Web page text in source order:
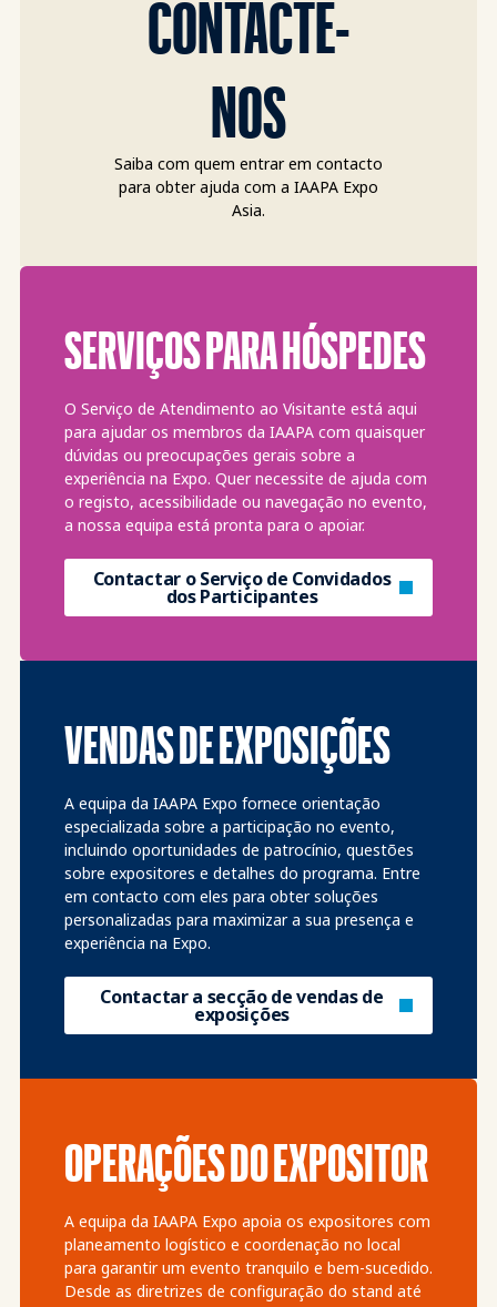
CONTACTE-
NOS
Saiba com quem entrar em contacto
para obter ajuda com a IAAPA Expo
Asia.
SERVIÇOS PARA HÓSPEDES
O Serviço de Atendimento ao Visitante está aqui
para ajudar os membros da IAAPA com quaisquer
dúvidas ou preocupações gerais sobre a
experiência na Expo. Quer necessite de ajuda com
o registo, acessibilidade ou navegação no evento,
a nossa equipa está pronta para o apoiar.
Contactar o Serviço de Convidados
dos Participantes
VENDAS DE EXPOSIÇÕES
A equipa da IAAPA Expo fornece orientação
especializada sobre a participação no evento,
incluindo oportunidades de patrocínio, questões
sobre expositores e detalhes do programa. Entre
em contacto com eles para obter soluções
personalizadas para maximizar a sua presença e
experiência na Expo.
Contactar a secção de vendas de
exposições
OPERAÇÕES DO EXPOSITOR
A equipa da IAAPA Expo apoia os expositores com
planeamento logístico e coordenação no local
para garantir um evento tranquilo e bem-sucedido.
Desde as diretrizes de configuração do stand até